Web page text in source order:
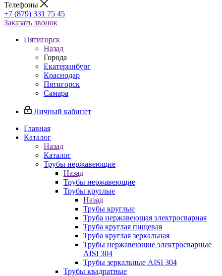
Телефоны
+7 (879) 331 75 45
Заказать звонок
Пятигорск
Назад
Города
Екатеринбург
Краснодар
Пятигорск
Самара
Личный кабинет
Главная
Каталог
Назад
Каталог
Трубы нержавеющие
Назад
Трубы нержавеющие
Трубы круглые
Назад
Трубы круглые
Труба нержавеющая электросварная
Труба круглая пищевая
Труба круглая зеркальная
Трубы нержавеющие электросварные
AISI 304
Трубы зеркальные AISI 304
Трубы квадратные